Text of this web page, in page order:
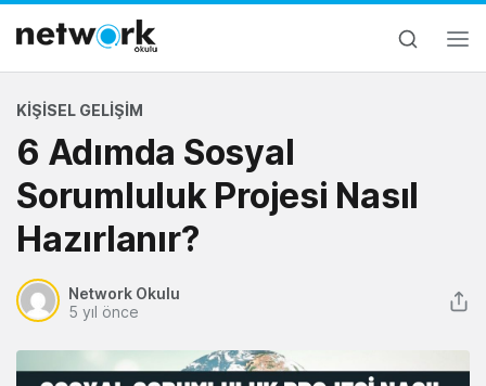
KIŞISEL GELIŞIM
6 Adımda Sosyal
Sorumluluk Projesi Nasıl
Hazırlanır?
Network Okulu
5 yıl önce